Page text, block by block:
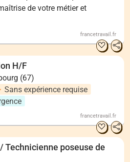
de votre métier et
francetravail.fr
H/F
(67)
Sans expérience requise
francetravail.fr
Technicienne poseuse de